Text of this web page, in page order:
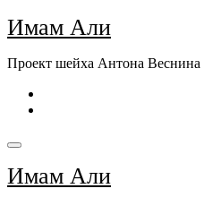
Перейти
к
Имам Али
Проект шейха Антона Веснина
Имам Али